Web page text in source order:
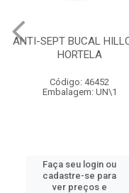
ANTI-SEPT BUCAL
HORTELA
Código: 46452
Embalagem: UN\1
Faça seu login ou
cadastre-se para
ver preços e